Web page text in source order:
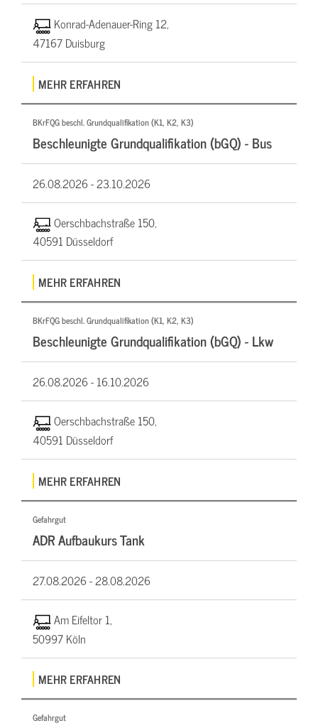
Konrad-Adenauer-Ring 12,
47167 Duisburg
MEHR ERFAHREN
BKrFQG beschl. Grundqualifikation (K1, K2, K3)
Beschleunigte Grundqualifikation (bGQ) - Bus
26.08.2026 -23.10.2026
Oerschbachstraße 150,
40591 Düsseldorf
MEHR ERFAHREN
BKrFQG beschl. Grundqualifikation (K1, K2, K3)
Beschleunigte Grundqualifikation (bGQ) - Lkw
26.08.2026 -16.10.2026
Oerschbachstraße 150,
40591 Düsseldorf
MEHR ERFAHREN
Gefahrgut
ADR Aufbaukurs Tank
27.08.2026 -28.08.2026
Am Eifeltor 1,
50997 Köln
MEHR ERFAHREN
Gefahrgut